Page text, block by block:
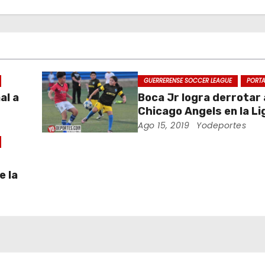
a
GUERRERENSE SOCCER LEAGUE
Boca Jr logra derrotar
Chicago Angels en la
Guerrerense
Ago 15, 2019 Yodeportes
la